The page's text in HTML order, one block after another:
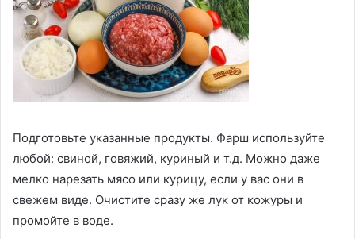
Подготовьте указанные продукты. Фарш используйте
любой: свиной, говяжий, куриный и т.д. Можно даже
мелко нарезать мясо или курицу, если у вас они в
свежем виде. Очистите сразу же лук от кожуры и
промойте в воде.